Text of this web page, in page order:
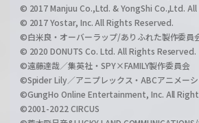
© 2017 Manjuu Co.,Ltd. & YongShi Co.,Ltd.
© 2017 Yostar, Inc. All Rights Reserved.
©白米良・オーバーラップ/ありふれた製作委員
© 2020 DONUTS Co. Ltd. All Rights Reserved.
©遠藤達哉／集英社・SPY×FAMILY製作委員会
©Spider Lily／アニプレックス・ABCアニメー
©GungHo Online Entertainment, Inc. All
©2001-2022 CIRCUS